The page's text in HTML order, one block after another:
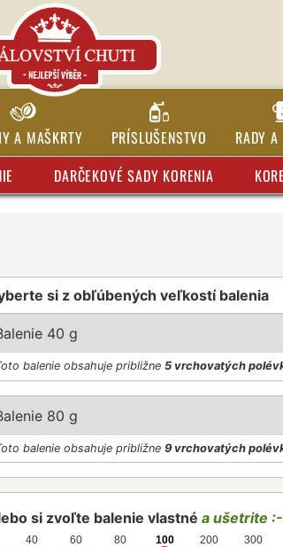
A MAŠKRTY PRÍSLUŠENSTVO RADY A
DARČEKOVÉ SADY KORENIA
si z obľúbených veľkostí balenia
40 g
balenie obsahuje približne 5 vrchovatých
80 g
balenie obsahuje približne 9 vrchovatých
si zvoľte balenie vlastné a ušetrite
40 60 80 100 200 300